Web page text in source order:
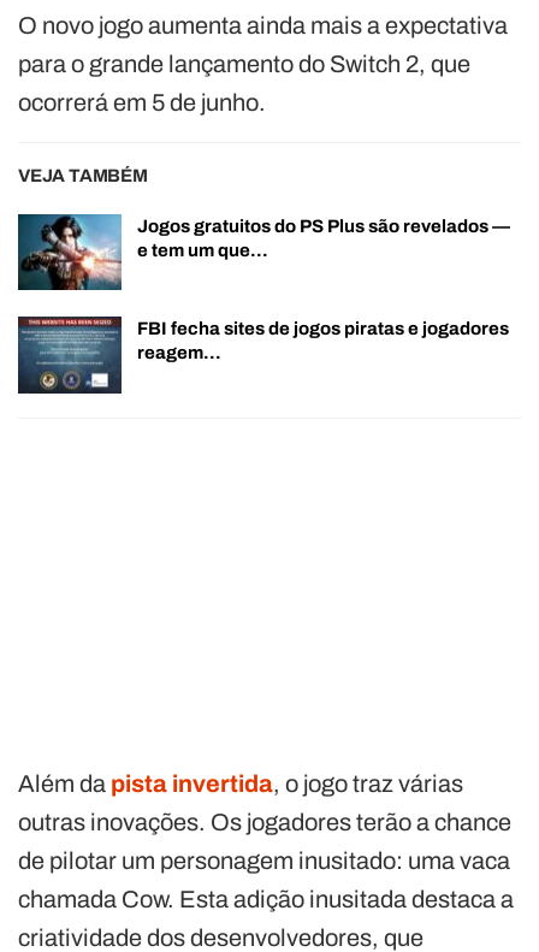
O novo jogo aumenta ainda mais a expectativa
para o grande lançamento do Switch 2, que
ocorrerá em 5 de junho.
VEJA TAMBÉM
Jogos gratuitos do PS Plus são revelados —
e tem um que…
FBI fecha sites de jogos piratas e jogadores
reagem…
Além da pista invertida, o jogo traz várias
outras inovações. Os jogadores terão a chance
de pilotar um personagem inusitado: uma vaca
chamada Cow. Esta adição inusitada destaca a
criatividade dos desenvolvedores, que